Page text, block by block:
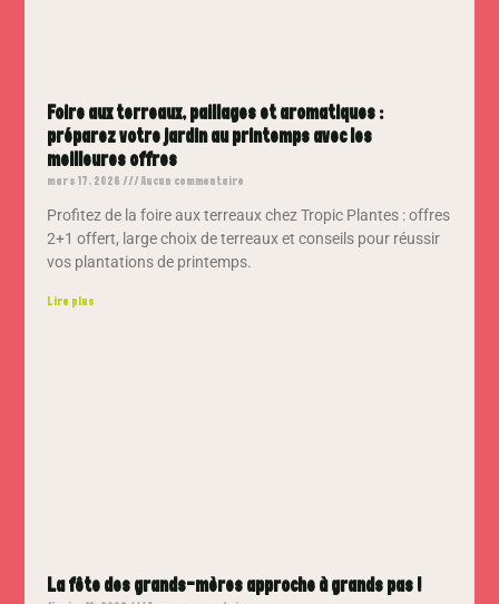
Foire aux terreaux, paillages et aromatiques :
préparez votre jardin au printemps avec les
meilleures offres
mars 17, 2026 Aucun commentaire
Profitez de la foire aux terreaux chez Tropic Plantes : offres
2+1 offert, large choix de terreaux et conseils pour réussir
vos plantations de printemps.
Lire plus
La fête des grands-mères approche à grands pas !